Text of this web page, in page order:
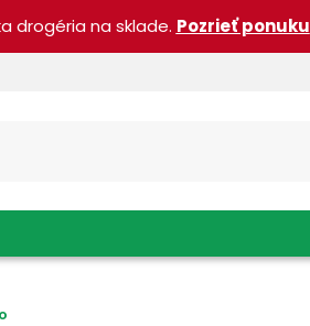
drogéria na sklade. Pozrieť ponuku